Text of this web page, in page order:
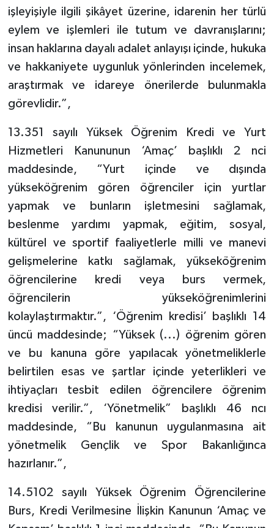
işleyişiyle ilgili şikâyet üzerine, idarenin her türlü
eylem ve işlemleri ile tutum ve davranışlarını;
insan haklarına dayalı adalet anlayışı içinde, hukuka
ve hakkaniyete uygunluk yönlerinden incelemek,
araştırmak ve idareye önerilerde bulunmakla
görevlidir.”,
13.351 sayılı Yüksek Öğrenim Kredi ve Yurt
Hizmetleri Kanununun ‘Amaç’ başlıklı 2 nci
maddesinde, “Yurt içinde ve dışında
yükseköğrenim gören öğrenciler için yurtlar
yapmak ve bunların işletmesini sağlamak,
beslenme yardımı yapmak, eğitim, sosyal,
kültürel ve sportif faaliyetlerle milli ve manevi
gelişmelerine katkı sağlamak, yükseköğrenim
öğrencilerine kredi veya burs vermek,
öğrencilerin yükseköğrenimlerini
kolaylaştırmaktır.”, ‘Öğrenim kredisi’ başlıklı 14
üncü maddesinde; “Yüksek (...) öğrenim gören
ve bu kanuna göre yapılacak yönetmeliklerle
belirtilen esas ve şartlar içinde yeterlikleri ve
ihtiyaçları tesbit edilen öğrencilere öğrenim
kredisi verilir.”, ‘Yönetmelik” başlıklı 46 ncı
maddesinde, “Bu kanunun uygulanmasına ait
yönetmelik Gençlik ve Spor Bakanlığınca
hazırlanır.”,
14.5102 sayılı Yüksek Öğrenim Öğrencilerine
Burs, Kredi Verilmesine İlişkin Kanunun ‘Amaç ve